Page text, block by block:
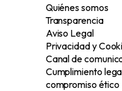
Quiénes somos
Transparencia
Aviso Legal
Privacidad y
Canal de
Cumplimiento
compromiso ético